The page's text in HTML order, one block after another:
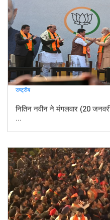
राष्ट्रीय
नितिन नवीन ने मंगलवार (20
...